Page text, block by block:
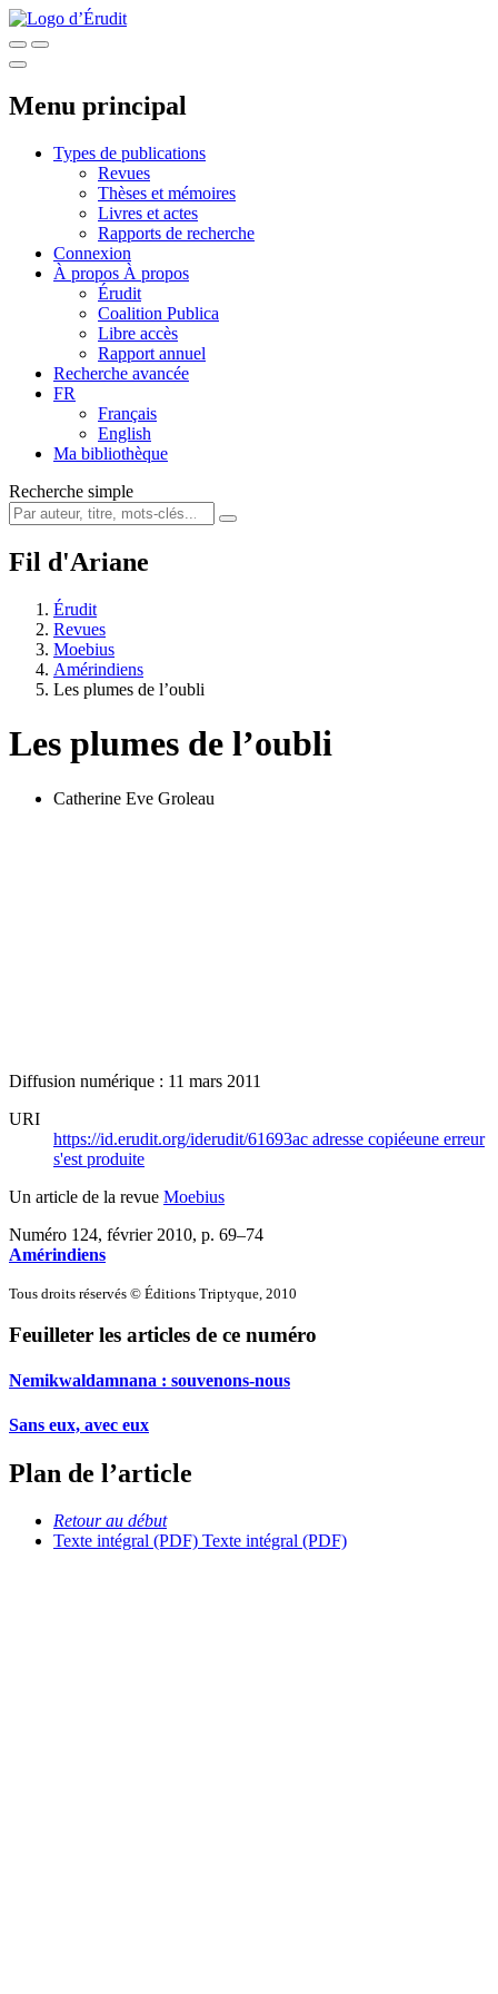
Menu principal
Types de publications
Revues
Thèses et mémoires
Livres et actes
Rapports de recherche
Connexion
À propos À propos
Érudit
Coalition Publica
Libre accès
Rapport annuel
Recherche avancée
FR
Français
English
Ma bibliothèque
Recherche simple
Fil d'Ariane
Érudit
Revues
Moebius
Amérindiens
Les plumes de l’oubli
Les plumes de l’oubli
Catherine Eve Groleau
Diffusion numérique : 11 mars 2011
URI
https://id.erudit.org/iderudit/61693ac adresse copiéeune erreur
s'est produite
Un article de la revue Moebius
Numéro 124, février 2010, p. 69–74
Amérindiens
Tous droits réservés © Éditions Triptyque, 2010
Feuilleter les articles de ce numéro
Nemikwaldamnana : souvenons-nous
Sans eux, avec eux
Plan de l’article
Retour au début
Texte intégral (PDF) Texte intégral (PDF)